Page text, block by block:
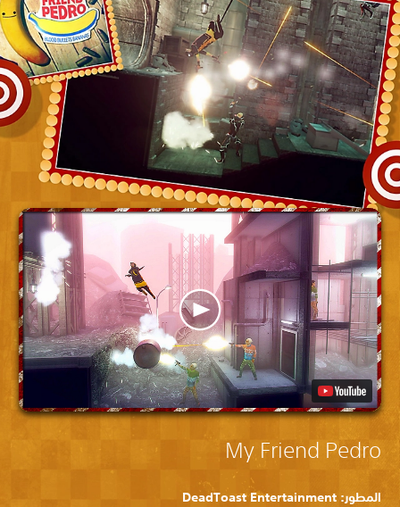
My Friend Pedro
المطور: DeadToast Entertainment